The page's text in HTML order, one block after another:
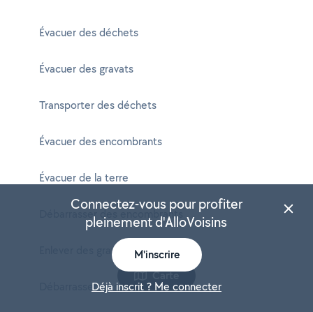
Évacuer des déchets
Évacuer des gravats
Transporter des déchets
Évacuer des encombrants
Évacuer de la terre
Débarrasser des encombrants
Enlever des gravats
Débarrasser un meuble
Carte
Connectez-vous pour profiter
pleinement d'AlloVoisins
M'inscrire
Déjà inscrit ? Me connecter